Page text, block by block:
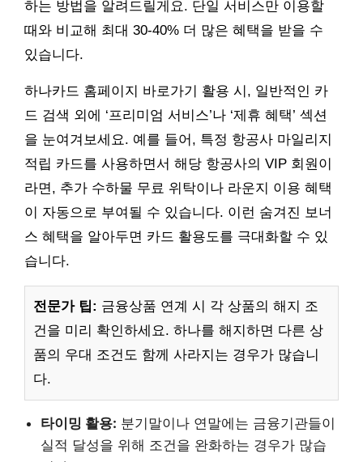
하는 방법을 알려드릴게요. 단일 서비스만 이용할
때와 비교해 최대 30-40% 더 많은 혜택을 받을 수
있습니다.
하나카드 홈페이지 바로가기 활용 시, 일반적인 카
드 검색 외에 ‘프리미엄 서비스’나 ‘제휴 혜택’ 섹션
을 눈여겨보세요. 예를 들어, 특정 항공사 마일리지
적립 카드를 사용하면서 해당 항공사의 VIP 회원이
라면, 추가 수하물 무료 위탁이나 라운지 이용 혜택
이 자동으로 부여될 수 있습니다. 이런 숨겨진 보너
스 혜택을 알아두면 카드 활용도를 극대화할 수 있
습니다.
전문가 팁: 금융상품 연계 시 각 상품의 해지 조
건을 미리 확인하세요. 하나를 해지하면 다른 상
품의 우대 조건도 함께 사라지는 경우가 많습니
다.
타이밍 활용: 분기말이나 연말에는 금융기관들이
실적 달성을 위해 조건을 완화하는 경우가 많습